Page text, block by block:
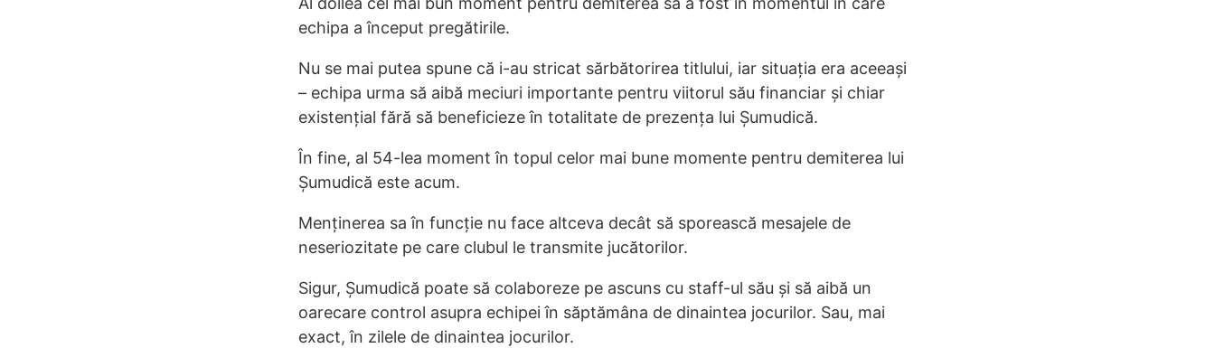
echipa a început pregătirile.
Nu se mai putea spune că i-au stricat sărbătorirea titlului, iar situația era aceeași
– echipa urma să aibă meciuri importante pentru viitorul său financiar și chiar
existențial fără să beneficieze în totalitate de prezența lui Șumudică.
În fine, al 54-lea moment în topul celor mai bune momente pentru demiterea lui
Șumudică este acum.
Menținerea sa în funcție nu face altceva decât să sporească mesajele de
neseriozitate pe care clubul le transmite jucătorilor.
Sigur, Șumudică poate să colaboreze pe ascuns cu staff-ul său și să aibă un
oarecare control asupra echipei în săptămâna de dinaintea jocurilor. Sau, mai
exact, în zilele de dinaintea jocurilor.